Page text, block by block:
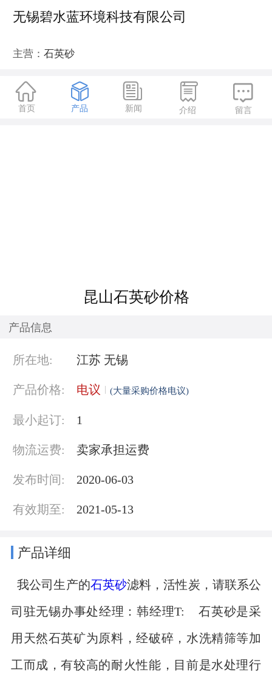
无锡碧水蓝环境科技有限公司
主营： 石英砂

首页

产品

新闻

介绍

留言
昆山石英砂价格
产品信息
所在地: 江苏 无锡
产品价格: 电议 (大量采购价格电议)
最小起订: 1
物流运费: 卖家承担运费
发布时间: 2020-06-03
有效期至: 2021-05-13
产品详细
我公司生产的石英砂滤料，活性炭，请联系公
司驻无锡办事处经理：韩经理T: 石英砂是采
用天然石英矿为原料，经破碎，水洗精筛等加
工而成，有较高的耐火性能，目前是水处理行